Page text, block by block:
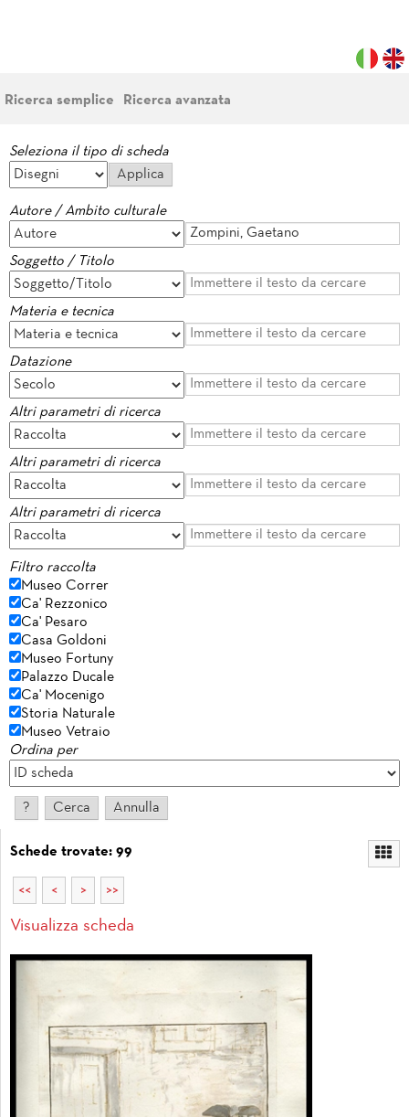
Ricerca semplice Ricerca avanzata
Seleziona il tipo di scheda
Autore / Ambito culturale
Soggetto / Titolo
Materia e tecnica
Datazione
Altri parametri di ricerca
Altri parametri di ricerca
Altri parametri di ricerca
Filtro raccolta
Museo Correr
Ca' Rezzonico
Ca' Pesaro
Casa Goldoni
Museo Fortuny
Palazzo Ducale
Ca' Mocenigo
Storia Naturale
Museo Vetraio
Ordina per
Schede trovate: 99
<< < > >>
Visualizza scheda